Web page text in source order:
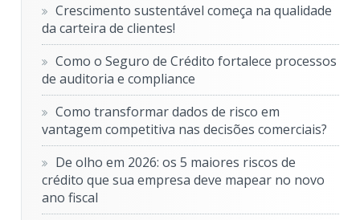
Crescimento sustentável começa na qualidade
da carteira de clientes!
Como o Seguro de Crédito fortalece processos
de auditoria e compliance
Como transformar dados de risco em
vantagem competitiva nas decisões comerciais?
De olho em 2026: os 5 maiores riscos de
crédito que sua empresa deve mapear no novo
ano fiscal